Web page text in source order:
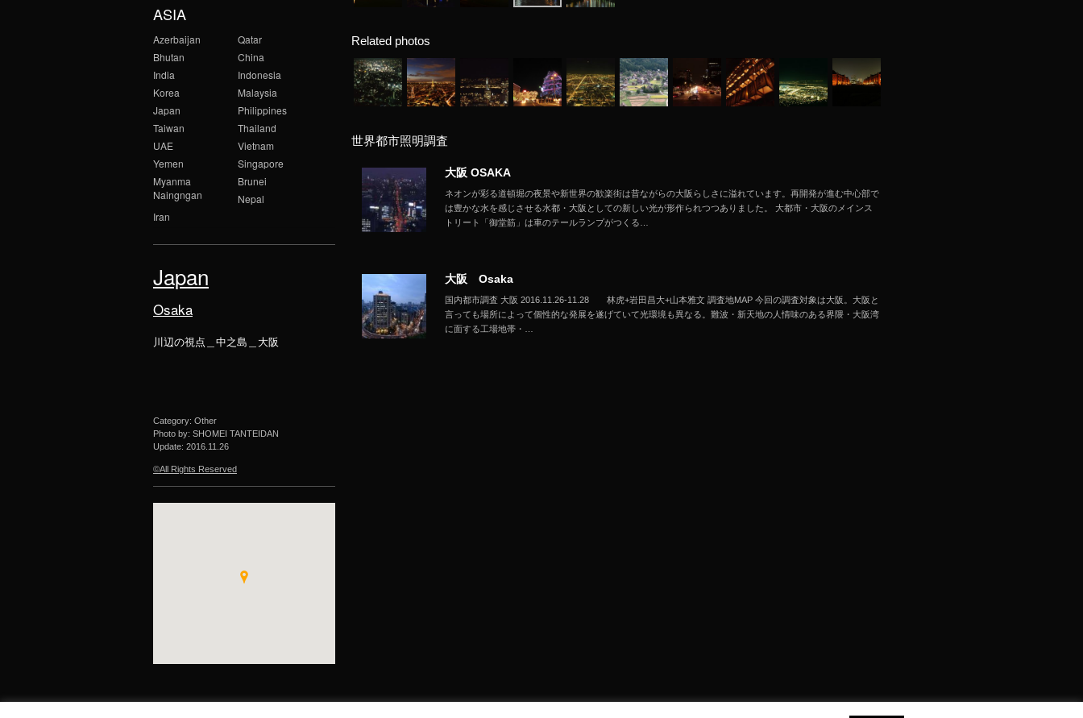
ASIA
Azerbaijan
Qatar
Bhutan
China
India
Indonesia
Korea
Malaysia
Japan
Philippines
Taiwan
Thailand
UAE
Vietnam
Yemen
Singapore
Myanma
Naingngan
Brunei
Nepal
Iran
Japan
Osaka
川辺の視点＿中之島＿大阪
Category: Other
Photo by: SHOMEI TANTEIDAN
Update: 2016.11.26
©All Rights Reserved
Related photos
世界都市照明調査
大阪 OSAKA
ネオンが彩る道頓堀の夜景や新世界の歓楽街は昔ながらの大阪らしさに溢れています。再開発が進む中心部で
は豊かな水を感じさせる水都・大阪としての新しい光が形作られつつありました。 大都市・大阪のメインス
トリート「御堂筋」は車のテールランプがつくる…
大阪 Osaka
国内都市調査 大阪 2016.11.26-11.28 林虎+岩田昌大+山本雅文 調査地MAP 今回の調査対象は大阪。大阪と
言っても場所によって個性的な発展を遂げていて光環境も異なる。難波・新天地の人情味のある界隈・大阪湾
に面する工場地帯・…